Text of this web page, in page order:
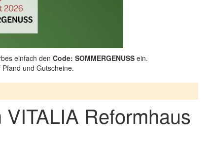
einfach den Code: SOMMERGENUSSein.
und Gutscheine.
Reformhaus